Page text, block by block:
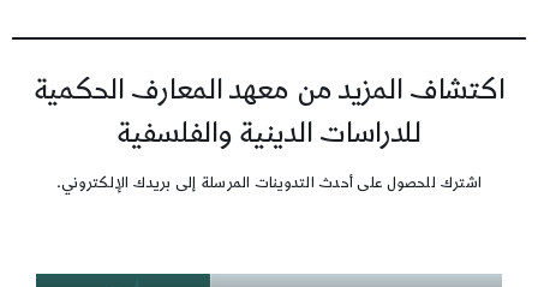
اكتشاف المزيد من معهد المعارف الحكمية
للدراسات الدينية والفلسفية
اشترك للحصول على أحدث التدوينات المرسلة إلى بريدك الإلكتروني.